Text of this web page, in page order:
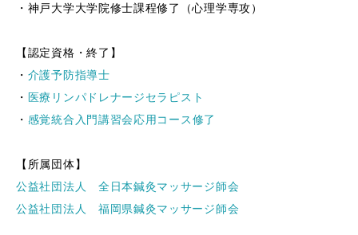
・神戸大学大学院修士課程修了（心理学専攻）
【認定資格・終了】
・ 介護予防指導士
・ 医療リンパドレナージセラピスト
・ 感覚統合入門講習会応用コース修了
【所属団体】
公益社団法人 全日本鍼灸マッサージ師会
公益社団法人 福岡県鍼灸マッサージ師会